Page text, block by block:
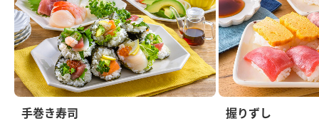
手巻き寿司 握りずし